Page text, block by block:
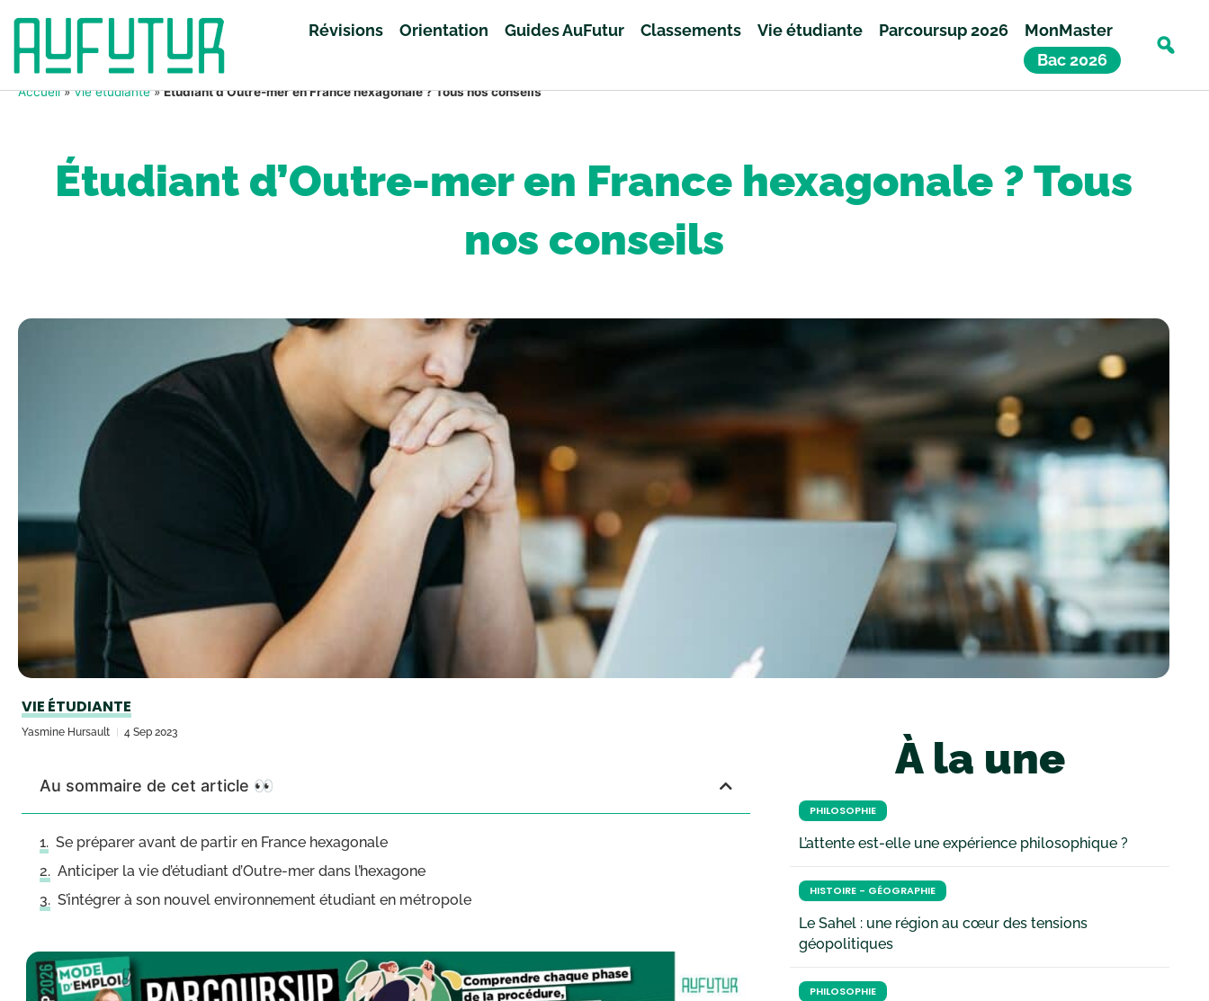
Révisions Orientation Guides AuFutur Classements Vie étudiante Parcoursup 2026
MonMaster
Bac 2026
Accueil»Vie étudiante»Étudiant d’Outre-mer en France hexagonale ? Tous nos conseils
Étudiant d’Outre-mer en France hexagonale ? Tous
nos conseils
VIE ÉTUDIANTE
Yasmine Hursault 4 Sep 2023
Au sommaire de cet article 👀
Se préparer avant de partir en France hexagonale
Anticiper la vie d’étudiant d’Outre-mer dans l’hexagone
S’intégrer à son nouvel environnement étudiant en métropole
À la une
PHILOSOPHIE
L’attente est-elle une expérience philosophique ?
HISTOIRE - GÉOGRAPHIE
Le Sahel : une région au cœur des tensions
géopolitiques
PHILOSOPHIE